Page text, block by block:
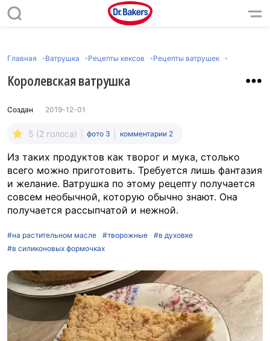
Главная Ватрушка Рецепты кексов Рецепты ватрушек
Королевская ватрушка
Создан 2019-12-01
5 (2 голоса) фото 3 комментарии 2
Из таких продуктов как творог и мука, столько
всего можно приготовить. Требуется лишь фантазия
и желание. Ватрушка по этому рецепту получается
совсем необычной, которую обычно знают. Она
получается рассыпчатой и нежной.
#на растительном масле #творожные
#в духовке
#в силиконовых формочках